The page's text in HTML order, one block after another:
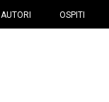
AUTORI OSPITI